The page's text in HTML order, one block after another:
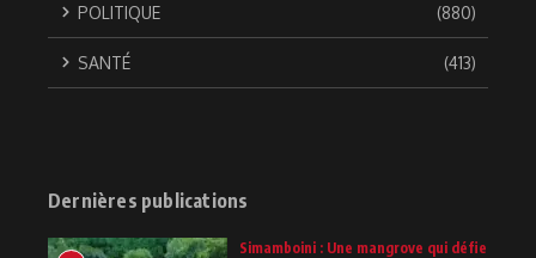
POLITIQUE (880)
SANTÉ (413)
Dernières publications
Simamboini : Une mangrove qui défie